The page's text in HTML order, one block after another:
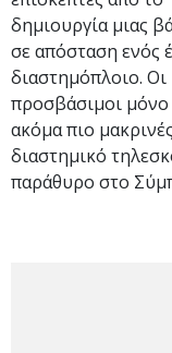
δημιουργία μιας
σε απόσταση ενός
διαστημόπλοιο. Οι
προσβάσιμοι μόνο
ακόμα πιο
διαστημικό
παράθυρο στο